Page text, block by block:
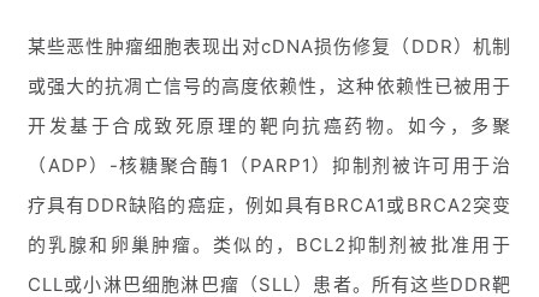
某些恶性肿瘤细胞表现出对cDNA损伤修复（DDR）机制
或强大的抗凋亡信号的高度依赖性，这种依赖性已被用于
开发基于合成致死原理的靶向抗癌药物。如今，多聚
（ADP）-核糖聚合酶1（PARP1）抑制剂被许可用于治
疗具有DDR缺陷的癌症，例如具有BRCA1或BRCA2突变
的乳腺和卵巢肿瘤。类似的，BCL2抑制剂被批准用于
CLL或小淋巴细胞淋巴瘤（SLL）患者。所有这些DDR靶